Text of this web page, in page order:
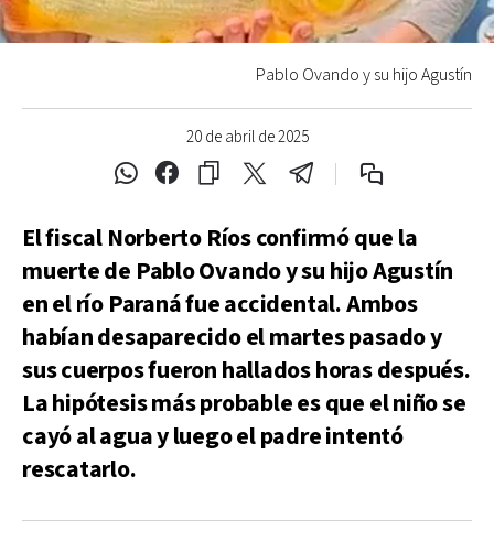
20 de abril de 2025
Pablo Ovando y su hijo Agustín
El fiscal Norberto Ríos confirmó que la
muerte de Pablo Ovando y su hijo Agustín
en el río Paraná fue accidental. Ambos
habían desaparecido el martes pasado y
sus cuerpos fueron hallados horas después.
La hipótesis más probable es que el niño se
cayó al agua y luego el padre intentó
rescatarlo.